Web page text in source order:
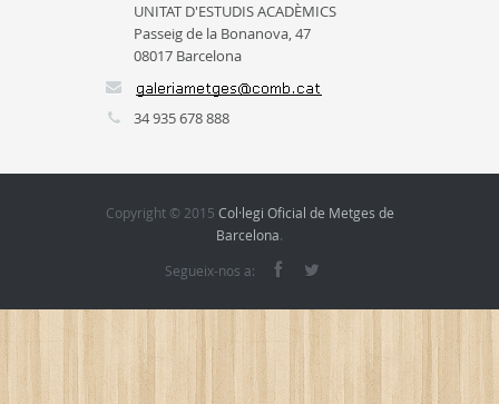
UNITAT D'ESTUDIS ACADÈMICS
Passeig de la Bonanova, 47
08017 Barcelona
34 935 678 888
Copyright © 2015 Col·legi Oficial de Metges de
Barcelona.
Segueix-nos a: